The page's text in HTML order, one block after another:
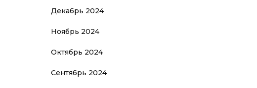
Декабрь 2024
Ноябрь 2024
Октябрь 2024
Сентябрь 2024